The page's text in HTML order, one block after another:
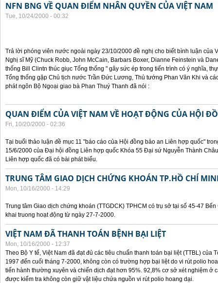
NFN BNG VỀ QUAN ĐIỂM NHÂN QUYỀN CỦA VIỆT NAM
Tue, 10/24/2000 - 00:32
Trả lời phóng viên nước ngoài ngày 23/10/2000 đề nghị cho biết bình luận của
Nghị sĩ Mỹ (Chuck Robb, John McCain, Barbars Boxer, Dianne Feinstein và
thống Bill Clintn thúc giục Tổng thống " gây sức ép trong tiến trình có ý nghĩa,
Tổng thống gặp Chủ tịch nước Trần Đức Lương, Thủ tướng Phan Văn Khi và
phát ngôn Bộ Ngoại giao bà Phan Thuý Thanh đã nói :
QUAN ĐIỂM CỦA VIỆT NAM VỀ HOẠT ĐỘNG CỦA HỘI
Fri, 10/20/2000 - 02:36
Tại buổi thảo luận đề mục 11 "báo cáo của Hội đồng bảo an Liên hợp quốc"
15/6/2000 của Đại hội đồng Liên hợp quốc Khóa 55 Đại sứ Nguyễn Thành
Liên hợp quốc đã có bài phát biểu.
TRUNG TÂM GIAO DỊCH CHỨNG KHOÁN TP.HỒ CHÍ
Mon, 10/16/2000 - 14:29
Trung tâm Giao dịch chứng khoán (TTGDCK) TPHCM có trụ sở tại số 45-47
khai truong hoạt động từ ngày 27-7-2000.
VIỆT NAM ĐÃ THANH TOÁN BỆNH BẠI LIỆT
Mon, 10/16/2000 - 12:37
Theo Bộ Y tế, Việt Nam đã đạt đủ các tiêu chuẩn thanh toán bại liệt (TTBL) của
1997 đến cuối tháng 7-2000, không còn có trường hợp bại liệt do vi rút polio
tiến hành thường xuyên và chiến dịch đạt hơn 95%. 92,8% cơ sở xét nghiệm ở
được kiểm tra không còn giữ vật liệu chứa nguồn vi rút polio hoang dại.